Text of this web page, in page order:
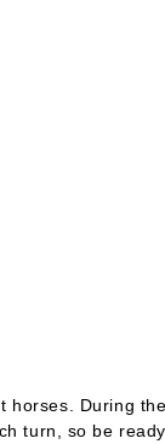
During
turn, so be